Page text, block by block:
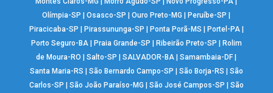
Olímpia-SP
|Osasco-SP |Ouro Preto-MG Peruíbe-SP
Piracicaba-SP
Pirassununga-SP Ponta Porã-MS Portel-PA|
Porto Seguro-BA| Praia Grande-SP Ribeirão Preto-SP
Rolim
de Moura-RO
|Salto-SP |SALVADOR-BA |Samambaia-DF
Santa Maria-RS
São Bernardo Campo-SP São Borja-RS
São
Carlos-SP
São João Paraíso-MG São José Campos-SP
São